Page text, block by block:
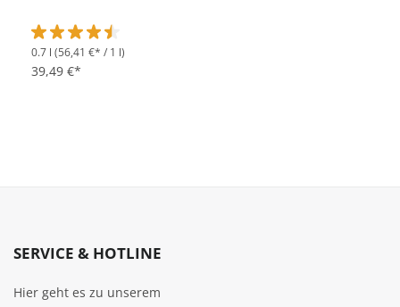
Durchschnittliche Bewertung von 4.4 von 5 Sternen
0.7 l (56,41 €* / 1 l)
39,49 €*
SERVICE & HOTLINE
Hier geht es zu unserem